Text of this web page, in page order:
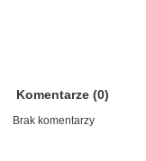
Komentarze (0)
Brak komentarzy